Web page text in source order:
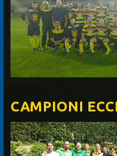
CAMPIONI